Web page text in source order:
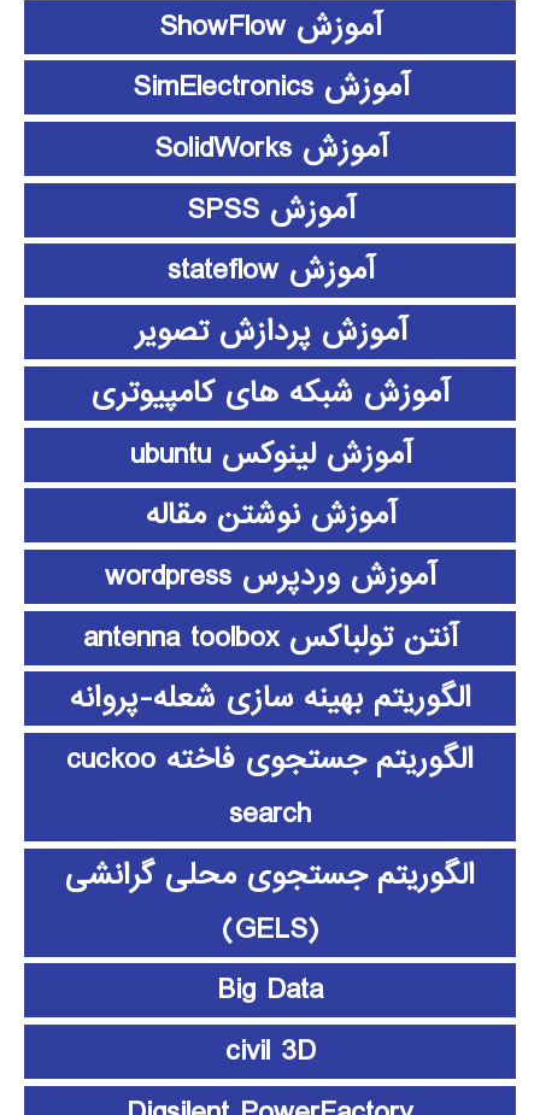
آموزش ShowFlow
آموزش SimElectronics
آموزش SolidWorks
آموزش SPSS
آموزش stateflow
آموزش پردازش تصویر
آموزش شبکه های کامپیوتری
آموزش لینوکس ubuntu
آموزش نوشتن مقاله
آموزش وردپرس wordpress
آنتن تولباکس antenna toolbox
الگوریتم بهینه سازی شعله-پروانه
الگوریتم جستجوی فاخته cuckoo
search
الگوریتم جستجوی محلی گرانشی
(GELS)
Big Data
civil 3D